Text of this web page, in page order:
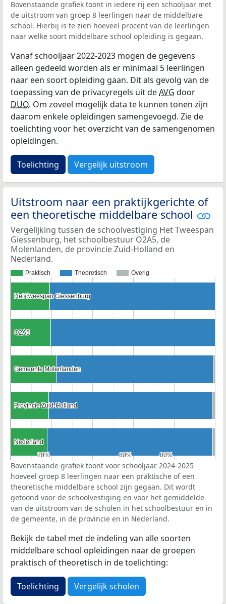
Bovenstaande grafiek toont in iedere rij een schooljaar met
de uitstroom van groep 8 leerlingen naar de middelbare
school. Hierbij is te zien hoeveel procent van de leerlingen
naar welke soort middelbare school opleiding is gegaan.
Vanaf schooljaar 2022-2023 mogen de gegevens
alleen gedeeld worden als er minimaal 5 leerlingen
naar een soort opleiding gaan. Dit als gevolg van de
toepassing van de privacyregels uit deAVG door
DUO. Om zoveel mogelijk data te kunnen tonen zijn
daarom enkele opleidingen samengevoegd. Zie de
toelichting voor het overzicht van de samengenomen
opleidingen.
Toelichting Vergelijk uitstroom
Uitstroom naar een praktijkgerichte of
een theoretische middelbare school
Vergelijking tussen de schoolvestiging Het Tweespan
Giessenburg, het schoolbestuur O2A5, de
Molenlanden, de provincie Zuid-Holland en
Nederland.
Praktisch Theoretisch Overig
20%
20% 60%
60% 80%
80%
Het Tweespan Giessenburg
Het Tweespan Giessenburg
O2A5
O2A5
Gemeente Molenlanden
Gemeente Molenlanden
Provincie Zuid-Holland
Provincie Zuid-Holland
Nederland
Nederland
Bovenstaande grafiek toont voor schooljaar 2024-2025
hoeveel groep 8 leerlingen naar een praktische of een
theoretische middelbare school zijn gegaan. Dit wordt
getoond voor de schoolvestiging en voor het gemiddelde
van de uitstroom van de scholen in het schoolbestuur en in
de gemeente, in de provincie en in Nederland.
Bekijk de tabel met de indeling van alle soorten
middelbare school opleidingen naar de groepen
praktisch of theoretisch in de toelichting:
Toelichting Vergelijk scholen